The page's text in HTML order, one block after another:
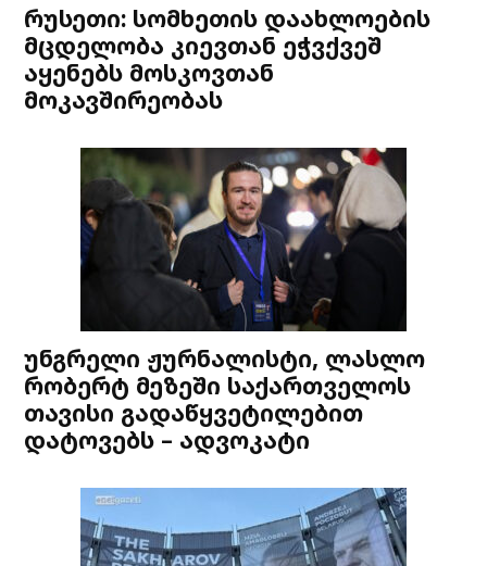
რუსეთი: სომხეთის დაახლოების
მცდელობა კიევთან ეჭვქვეშ
აყენებს მოსკოვთან
მოკავშირეობას
უნგრელი ჟურნალისტი, ლასლო
რობერტ მეზეში საქართველოს
თავისი გადაწყვეტილებით
დატოვებს – ადვოკატი